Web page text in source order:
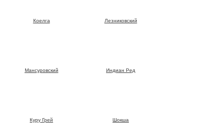
Коелга
Мансуровский
Куру Грей
Лезниковский
Индиан Ред
Шокша